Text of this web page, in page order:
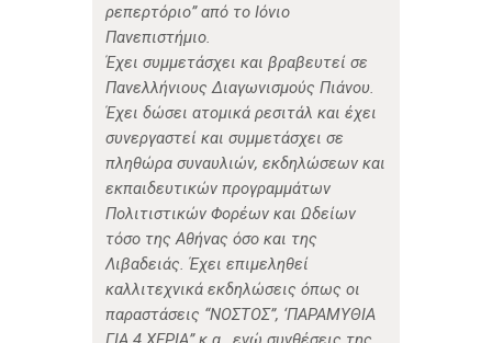
ρεπερτόριο” από το Ιόνιο
Πανεπιστήμιο.
Έχει συμμετάσχει και βραβευτεί σε
Πανελλήνιους Διαγωνισμούς Πιάνου.
Έχει δώσει ατομικά ρεσιτάλ και έχει
συνεργαστεί και συμμετάσχει σε
πληθώρα συναυλιών, εκδηλώσεων και
εκπαιδευτικών προγραμμάτων
Πολιτιστικών Φορέων και Ωδείων
τόσο της Αθήνας όσο και της
Λιβαδειάς. Έχει επιμεληθεί
καλλιτεχνικά εκδηλώσεις όπως οι
παραστάσεις “ΝΟΣΤΟΣ”, ‘ΠΑΡΑΜΥΘΙΑ